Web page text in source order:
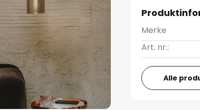
Merke
Art. nr.:
Alle